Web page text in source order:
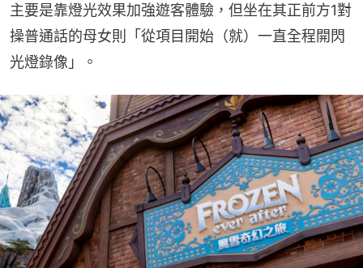
主要是靠燈光效果加強遊客體驗，但坐在其正前方1對
操普通話的母女則「從項目開始（就）一直全程開閃
光燈錄像」。